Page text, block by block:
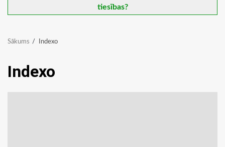
tiesības?
Sākums Indexo
Indexo